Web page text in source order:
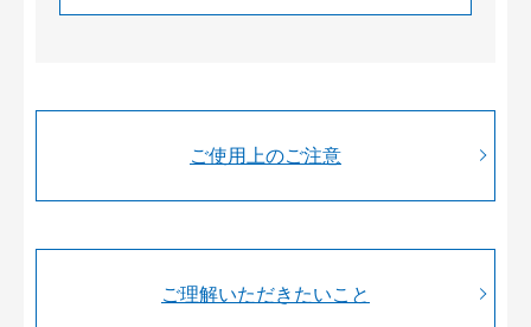
ご使用上のご注意
ご理解いただきたいこと